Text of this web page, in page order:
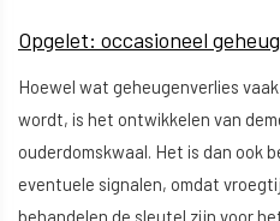
Opgelet: occasioneel
Hoewel wat geheugenverlies
wordt, is het ontwikkelen van
ouderdomskwaal. Het is dan ook
eventuele signalen, omdat
behandelen de sleutel zijn voor